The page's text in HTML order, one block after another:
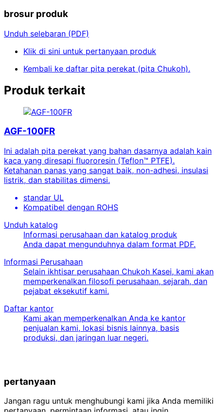
brosur produk
Unduh selebaran (PDF)
Klik di sini untuk pertanyaan produk
Kembali ke daftar pita perekat (pita Chukoh).
Produk terkait
AGF-100FR
Ini adalah pita perekat yang bahan dasarnya adalah kain
kaca yang diresapi fluororesin (Teflon™ PTFE).
Ketahanan panas yang sangat baik, non-adhesi, insulasi
listrik, dan stabilitas dimensi.
standar UL
Kompatibel dengan ROHS
Unduh katalog
Informasi perusahaan dan katalog produk
Anda dapat mengunduhnya dalam format PDF.
Informasi Perusahaan
Selain ikhtisar perusahaan Chukoh Kasei, kami akan
memperkenalkan filosofi perusahaan, sejarah, dan
pejabat eksekutif kami.
Daftar kantor
Kami akan memperkenalkan Anda ke kantor
penjualan kami, lokasi bisnis lainnya, basis
produksi, dan jaringan luar negeri.
pertanyaan
Jangan ragu untuk menghubungi kami jika Anda memiliki